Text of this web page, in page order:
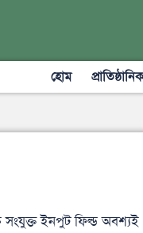
হোম
সংযুক্ত ইনপুট ফিল্ড